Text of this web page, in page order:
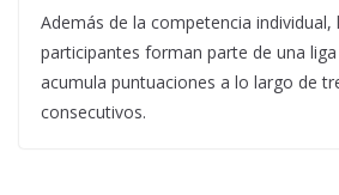
Además de la competencia individual,
participantes forman parte de una
acumula puntuaciones a lo largo de
consecutivos.